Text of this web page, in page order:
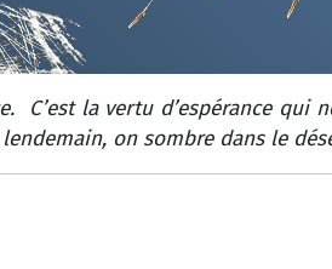
C’est la vertu d’espérance qui
on sombre dans le